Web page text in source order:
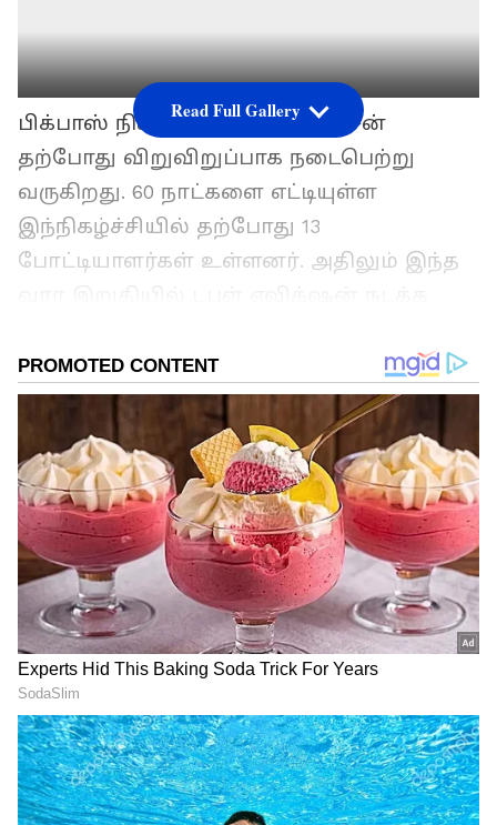
பிக்பாஸ் நிகழ்ச்சியின் 6-வது சீசன்
தற்போது விறுவிறுப்பாக நடைபெற்று
வருகிறது. 60 நாட்களை எட்டியுள்ள
இந்நிகழ்ச்சியில் தற்போது 13
போட்டியாளர்கள் உள்ளனர். அதிலும் இந்த
அறிவித்துள்ளதால், போட்டியாளர்கள்
கலக்கத்தில் உள்ளனர்.
இந்த வார நாமினேஷன் லிஸ்ட்டில் அசீம்,
ஜனனி, ஏடிகே, ராம், ஆயிஷா, கதிரவன்
ஆகிய ஆறு போட்டியாளர்களின் பெயர்கள்
உள்ளனர். இவர்களில் இருந்து தான்
இரண்டு பேர் எலிமினேட் செய்யப்பட
உள்ளனர். இது ஒரு புறம் இருக்க 50
நாட்களை கடந்தும் ஒரு வைல்டு கார்டு
போட்டியாளர்க் கூட பிக்பாஸ் வீட்டுக்குள்
அனுப்பப்படாதது பலருக்கு வியப்பை
ஏற்படுத்தி உள்ளது.
இதையும் படியுங்கள்...கொலை மிரட்டல்
Read Full Gallery